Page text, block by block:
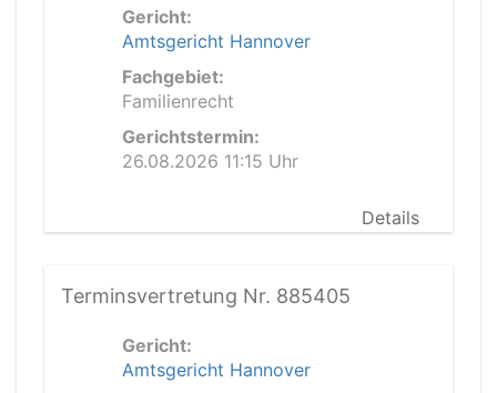
Gericht:
Amtsgericht Hannover
Fachgebiet:
Familienrecht
Gerichtstermin:
26.08.2026 11:15 Uhr
Details
Terminsvertretung Nr. 885405
Gericht:
Amtsgericht Hannover